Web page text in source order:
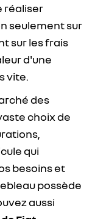
réaliser
seulement sur
sur les frais
d'une
vite.
des
choix de
qui
besoins et
possède
aussi